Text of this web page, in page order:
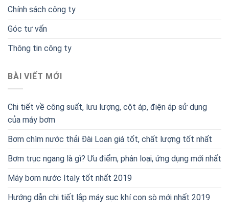
Chính sách công ty
Góc tư vấn
Thông tin công ty
BÀI VIẾT MỚI
Chi tiết về công suất, lưu lượng, cột áp, điện áp sử dụng
của máy bơm
Bơm chìm nước thải Đài Loan giá tốt, chất lượng tốt nhất
Bơm trục ngang là gì? Ưu điểm, phân loại, ứng dụng mới nhất
Máy bơm nước Italy tốt nhất 2019
Hướng dẫn chi tiết lắp máy sục khí con sò mới nhất 2019